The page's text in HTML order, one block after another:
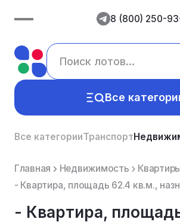
8 (800) 250-
Все
Все категорииТранспорт
Главная Недвижимость
- Квартира,